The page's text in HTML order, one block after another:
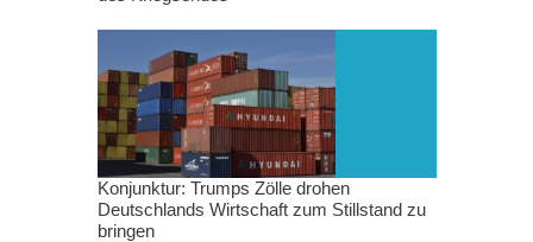
Konjunktur: Trumps Zölle drohen
Deutschlands Wirtschaft zum Stillstand zu
bringen